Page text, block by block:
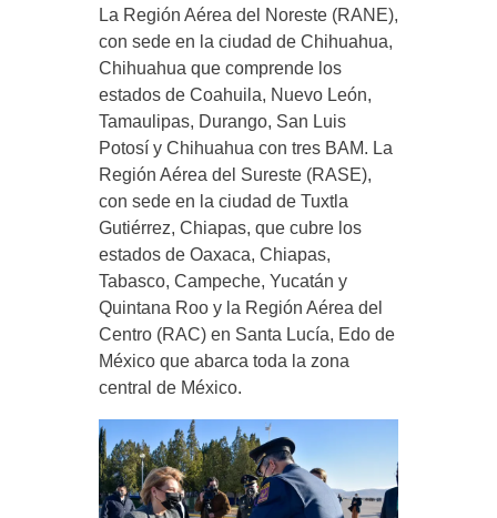
La Región Aérea del Noreste (RANE),
con sede en la ciudad de Chihuahua,
Chihuahua que comprende los
estados de Coahuila, Nuevo León,
Tamaulipas, Durango, San Luis
Potosí y Chihuahua con tres BAM. La
Región Aérea del Sureste (RASE),
con sede en la ciudad de Tuxtla
Gutiérrez, Chiapas, que cubre los
estados de Oaxaca, Chiapas,
Tabasco, Campeche, Yucatán y
Quintana Roo y la Región Aérea del
Centro (RAC) en Santa Lucía, Edo de
México que abarca toda la zona
central de México.